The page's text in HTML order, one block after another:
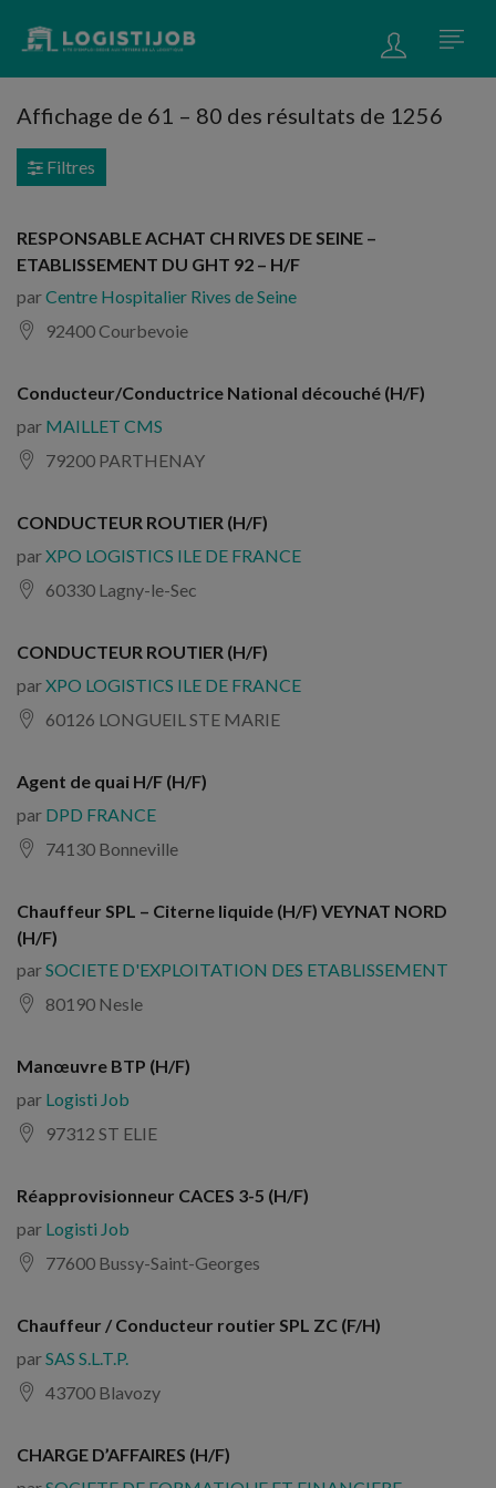
Affichage de 61 – 80 des résultats de 1256
Filtres
RESPONSABLE ACHAT CH RIVES DE SEINE –
ETABLISSEMENT DU GHT 92 – H/F
parCentre Hospitalier Rives de Seine
92400 Courbevoie
Conducteur/Conductrice National découché (H/F)
par MAILLET CMS
79200 PARTHENAY
CONDUCTEUR ROUTIER (H/F)
parXPO LOGISTICS ILE DE FRANCE
60330 Lagny-le-Sec
CONDUCTEUR ROUTIER (H/F)
parXPO LOGISTICS ILE DE FRANCE
60126 LONGUEIL STE MARIE
Agent de quai H/F (H/F)
par DPD FRANCE
74130 Bonneville
Chauffeur SPL – Citerne liquide (H/F) VEYNAT NORD
(H/F)
parSOCIETE D'EXPLOITATION DES ETABLISSEMENT
80190 Nesle
Manœuvre BTP (H/F)
par Logisti Job
97312 ST ELIE
Réapprovisionneur CACES 3-5 (H/F)
par Logisti Job
77600 Bussy-Saint-Georges
Chauffeur / Conducteur routier SPL ZC (F/H)
parSAS S.L.T.P.
43700 Blavozy
CHARGE D’AFFAIRES (H/F)